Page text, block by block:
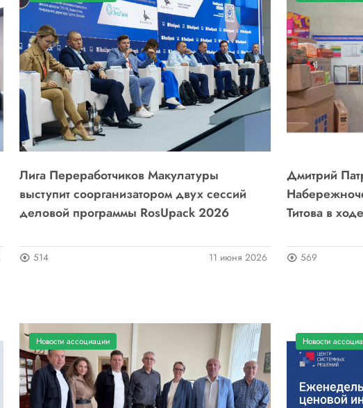
Лига Переработчиков Макулатуры
выступит соорганизатором двух сессий
деловой программы RosUpack 2026
514 11 июня 2026
Дмитрий
Титова в
569
Новости ассоциации Новости